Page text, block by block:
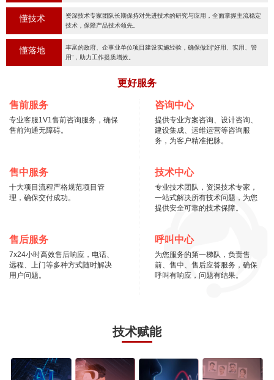
懂技术
资深技术专家团队长期保持对先进技术的研究与应用，全面掌握主流稳定
技术，保障产品技术领先。
懂落地
丰富的政府、企事业单位项目建设实施经验，确保做到“好用、实用、管
用“，助力工作提质增效。
更好服务
售前服务
专业客服1V1售前咨询服务，确保
售前沟通无障碍。
咨询中心
提供专业方案咨询、设计咨询、
建设集成、运维运营等咨询服
务，为客户精准把脉。
售中服务
十大项目流程严格规范项目管
理，确保交付成功。
技术中心
专业技术团队，资深技术专家，
一站式解决所有技术问题，为您
提供安全可靠的技术保障。
售后服务
7x24小时高效售后响应，电话、
远程、上门等多种方式随时解决
用户问题。
呼叫中心
为您服务的第一梯队，负责售
前、售中、售后应答服务，确保
呼叫有响应，问题有结果。
技术赋能